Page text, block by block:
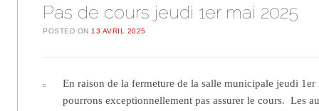
Pas de cours jeudi 1er mai 2025
POSTED ON 13 AVRIL 2025
En raison de la fermeture de la salle municipale jeudi
pourrons exceptionnellement pas assurer le cours. Les